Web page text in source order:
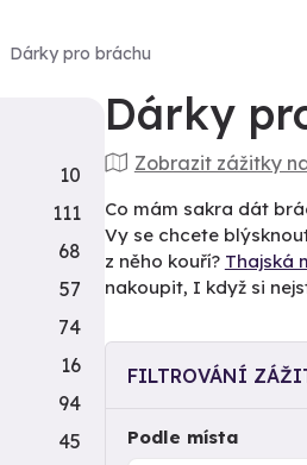
Dárky pro bráchu
Dárky
Zobrazit zážitky
Co mám sakra dát
Vy se chcete
z něho kouří? Thajská
nakoupit, I když si
FILTROVÁNÍ
Podle místa
10
111
68
57
74
16
94
45